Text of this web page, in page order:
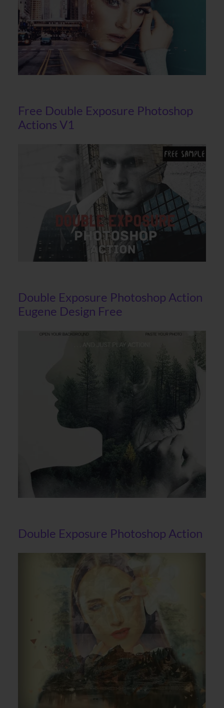
Free Double Exposure Photoshop
Actions V1
Double Exposure Photoshop Action
Eugene Design Free
Double Exposure Photoshop Action